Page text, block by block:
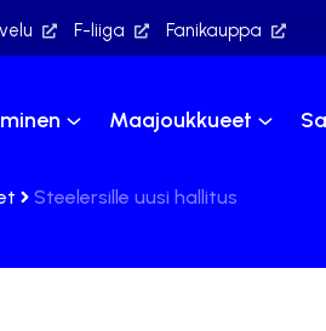
F-liiga Fanikauppa
Maajoukkueet
Steelersille uusi hallitus